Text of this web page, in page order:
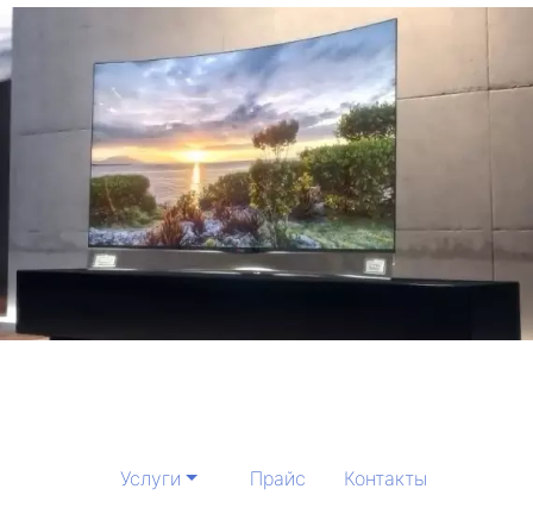
Услуги Прайс
Контакты